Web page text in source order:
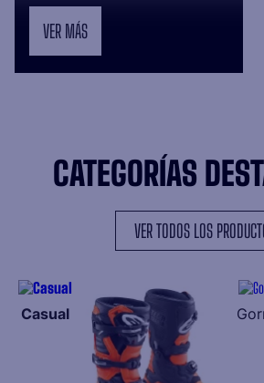
VER MÁS
CATEGORÍAS
VER TODOS LOS
Casual